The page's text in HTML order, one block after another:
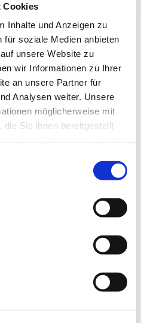
Cookies
Inhalte und Anzeigen zu
für soziale Medien anbieten
unsere Website zu
wir Informationen zu Ihrer
an unsere Partner für
Analysen weiter. Unsere
möglicherweise mit
Sie ihnen bereitgestellt
2027,
4, 32791